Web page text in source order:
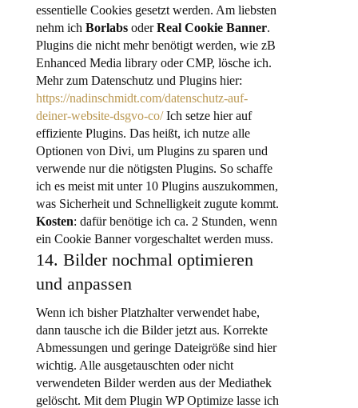
essentielle Cookies gesetzt werden. Am liebsten
nehm ich BorlabsoderReal Cookie Banner.
Plugins die nicht mehr benötigt werden, wie zB
Enhanced Media library oder CMP, lösche ich.
Mehr zum Datenschutz und Plugins hier:
https://nadinschmidt.com/datenschutz-auf-
deiner-website-dsgvo-co/Ich setze hier auf
effiziente Plugins. Das heißt, ich nutze alle
Optionen von Divi, um Plugins zu sparen und
verwende nur die nötigsten Plugins. So schaffe
ich es meist mit unter 10 Plugins auszukommen,
was Sicherheit und Schnelligkeit zugute kommt.
Kosten: dafür benötige ich ca. 2 Stunden, wenn
ein Cookie Banner vorgeschaltet werden muss.
14. Bilder nochmal optimieren
und anpassen
Wenn ich bisher Platzhalter verwendet habe,
dann tausche ich die Bilder jetzt aus. Korrekte
Abmessungen und geringe Dateigröße sind hier
wichtig. Alle ausgetauschten oder nicht
verwendeten Bilder werden aus der Mediathek
gelöscht. Mit dem Plugin WP Optimize lasse ich